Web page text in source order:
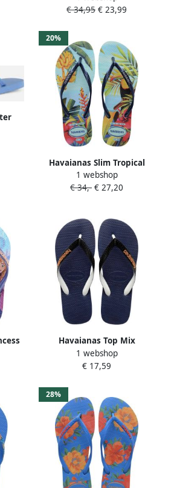
Crocus Maat: 35 Materiaal:
€ 34,95 € 23,99
20%
Havaianas Slim Tropical
teenslippers blauw
1 webshop
€ 34,- € 27,20
Havaianas Top Mix
teenslippers blauw zwart
1 webshop
€ 17,59
28%